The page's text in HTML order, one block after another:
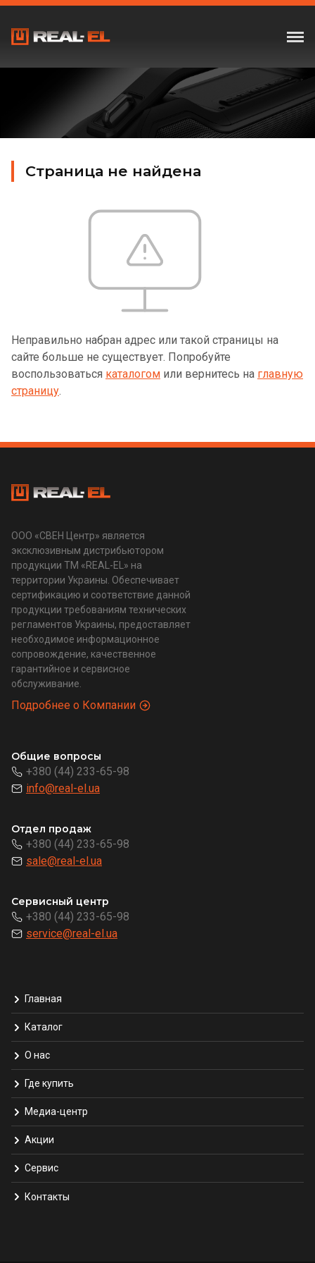
Страница не найдена
Неправильно набран адрес или такой страницы на
сайте больше не существует. Попробуйте
воспользоваться каталогом или вернитесь на главную
страницу.
ООО «СВЕН Центр» является
эксклюзивным дистрибьютором
продукции ТМ «REAL-EL» на
территории Украины. Обеспечивает
сертификацию и соответствие данной
продукции требованиям технических
регламентов Украины, предоставляет
необходимое информационное
сопровождение, качественное
гарантийное и сервисное
обслуживание.
Подробнее о Компании
Общие вопросы
+380 (44) 233-65-98
info@real-el.ua
Отдел продаж
+380 (44) 233-65-98
sale@real-el.ua
Сервисный центр
+380 (44) 233-65-98
service@real-el.ua
Главная
Каталог
О нас
Где купить
Медиа-центр
Акции
Сервис
Контакты